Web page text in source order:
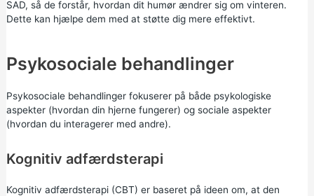
SAD, så de forstår, hvordan dit humør ændrer sig om vinteren.
Dette kan hjælpe dem med at støtte dig mere effektivt.
Psykosociale behandlinger
Psykosociale behandlinger fokuserer på både psykologiske
aspekter (hvordan din hjerne fungerer) og sociale aspekter
(hvordan du interagerer med andre).
Kognitiv adfærdsterapi
Kognitiv adfærdsterapi (CBT) er baseret på ideen om, at den